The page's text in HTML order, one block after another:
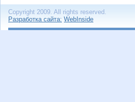
Copyright 2009. All rights reserved.
Разработка сайта: WebInside